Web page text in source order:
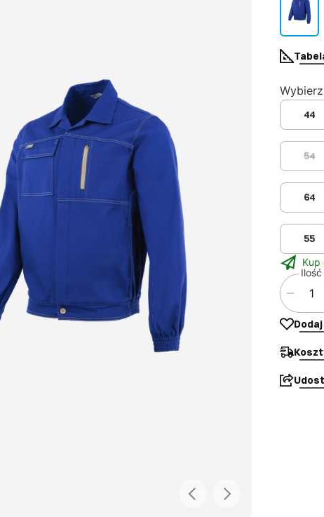
44
54
64
55
Kup
Ilość